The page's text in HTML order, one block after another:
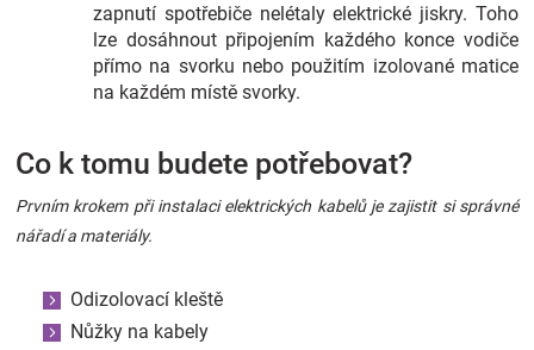
zapnutí spotřebiče nelétaly elektrické jiskry. Toho
lze dosáhnout připojením každého konce vodiče
přímo na svorku nebo použitím izolované matice
na každém místě svorky.
Co k tomu budete potřebovat?
Prvním krokem při instalaci elektrických kabelů je zajistit si správné
nářadí a materiály.
Odizolovací kleště
Nůžky na kabely